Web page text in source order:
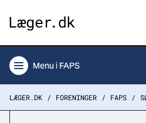
Menu i FAPS
LÆGER.DK FORENINGER FAPS